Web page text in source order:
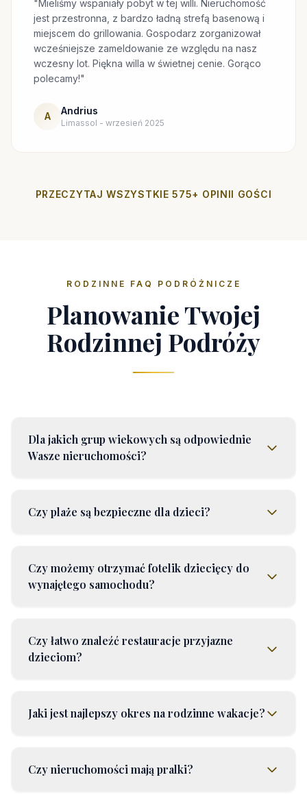
"Mieliśmy wspaniały pobyt w tej willi. Nieruchomość
jest przestronna, z bardzo ładną strefą basenową i
miejscem do grillowania. Gospodarz zorganizował
wcześniejsze zameldowanie ze względu na nasz
wczesny lot. Piękna willa w świetnej cenie. Gorąco
polecamy!"
A Andrius
Limassol - wrzesień 2025
PRZECZYTAJ WSZYSTKIE 575+ OPINII GOŚCI
RODZINNE FAQ PODRÓŻNICZE
Planowanie Twojej
Rodzinnej Podróży
Dla jakich grup wiekowych są odpowiednie
Wasze nieruchomości?
Czy plaże są bezpieczne dla dzieci?
Czy możemy otrzymać fotelik dziecięcy do
wynajętego samochodu?
Czy łatwo znaleźć restauracje przyjazne
dzieciom?
Jaki jest najlepszy okres na rodzinne wakacje?
Czy nieruchomości mają pralki?